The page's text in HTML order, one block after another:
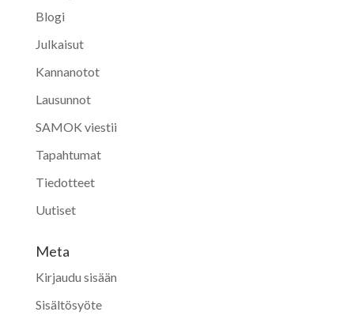
Blogi
Julkaisut
Kannanotot
Lausunnot
SAMOK viestii
Tapahtumat
Tiedotteet
Uutiset
Meta
Kirjaudu sisään
Sisältösyöte